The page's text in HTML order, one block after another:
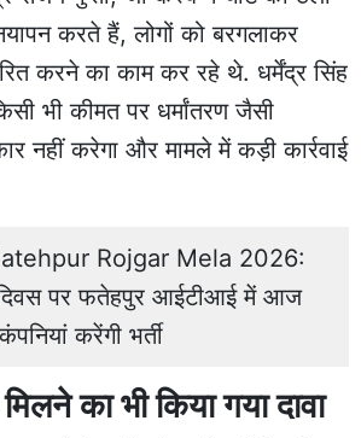
करते हैं, लोगों को बरगलाकर
करने का काम कर रहे थे. धर्मेंद्र सिंह
भी कीमत पर धर्मांतरण जैसी
नहीं करेगा और मामले में कड़ी कार्रवाई
Rojgar Mela 2026:
दिवस पर फतेहपुर आईटीआई में आज
करेंगी भर्ती
का भी किया गया दावा